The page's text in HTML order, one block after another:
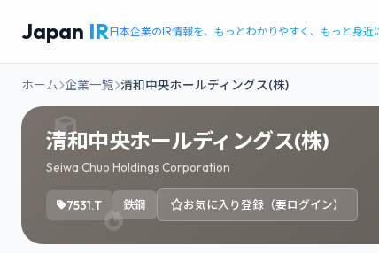
Japan IR日本企業のIR情報を、もっとわかりやすく、もっと身近
ホーム 企業一覧 清和中央ホールディングス(株)
清和中央ホールディングス(株)
Seiwa Chuo Holdings Corporation
7531.T 鉄鋼 お気に入り登録（要ログイン）